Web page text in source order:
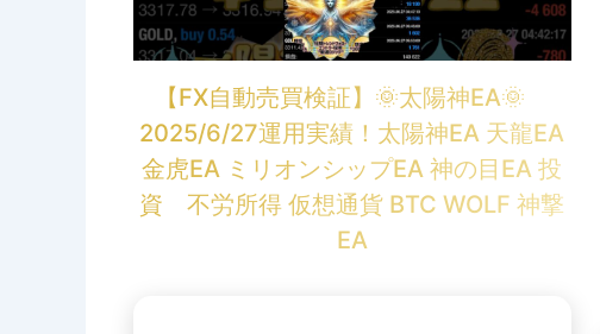
【FX自動売買検証】🌞太陽神EA🌞
2025/6/27運用実績！太陽神EA 天龍EA
金虎EA ミリオンシップEA 神の目EA 投
資 不労所得 仮想通貨 BTC WOLF 神撃
EA